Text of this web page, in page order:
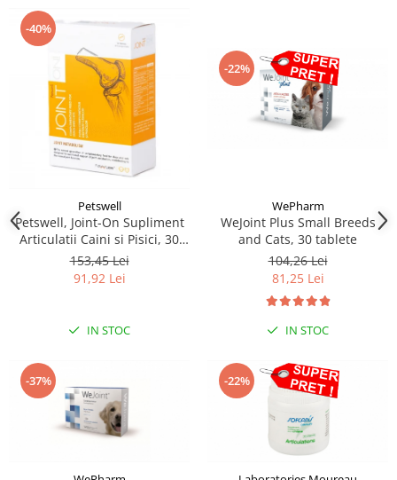
-40%
Petswell
Petswell, Joint-On Supliment
Articulatii Caini si Pisici, 30
tablete
153,45 Lei
91,92 Lei
IN STOC
-22%
WePharm
WeJoint Plus Small Breeds
and Cats, 30 tablete
104,26 Lei
81,25 Lei
IN STOC
-37% -22%